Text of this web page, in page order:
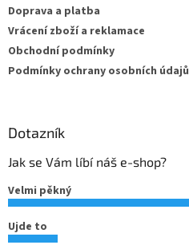
Doprava a platba
Vrácení zboží a reklamace
Obchodní podmínky
Podmínky ochrany osobních údajů
Dotazník
Jak se Vám líbí náš e-shop?
Velmi pěkný
Ujde to